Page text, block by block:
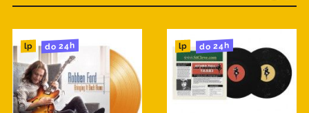
lp do 24h lp do 24h